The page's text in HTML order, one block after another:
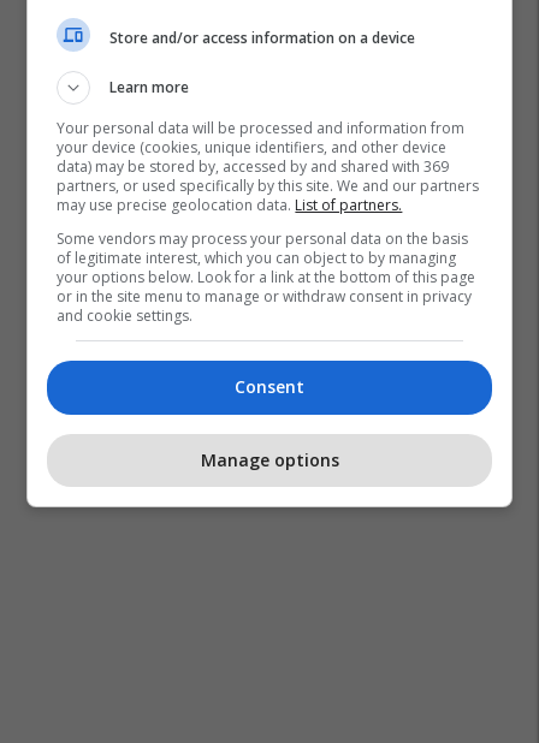
Joker Joaquin Phoenix
Store and/or access information on a device
Learn more
Your personal data will be processed and information from
your device (cookies, unique identifiers, and other device
data) may be stored by, accessed by and shared with 369
partners, or used specifically by this site. We and our partners
may use precise geolocation data. List of partners.
Some vendors may process your personal data on the basis
of legitimate interest, which you can object to by managing
your options below. Look for a link at the bottom of this page
or in the site menu to manage or withdraw consent in privacy
and cookie settings.
Consent
Manage options